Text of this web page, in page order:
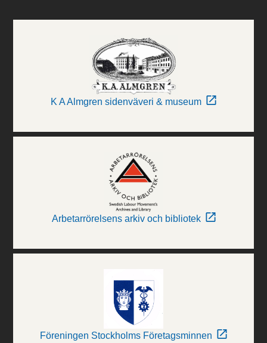
K A Almgren sidenväveri & museum
Arbetarrörelsens arkiv och bibliotek
Föreningen Stockholms Företagsminnen